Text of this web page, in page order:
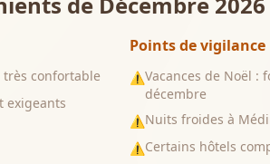
confortable
exigeants
Points de vigilance
⚠Vacances de Noël :
décembre
⚠Nuits froides à
⚠Certains hôtels